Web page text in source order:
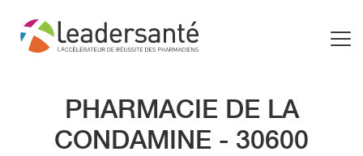
PHARMACIE DE LA
CONDAMINE - 30600